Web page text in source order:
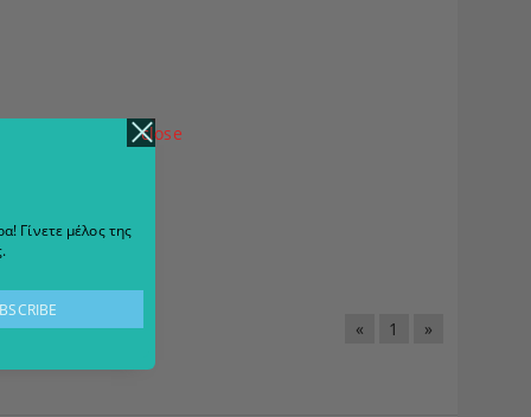
« 1 »
Γίνετε μέλος της
close